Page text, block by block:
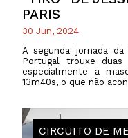
PARIS
30 Jun, 2024
A segunda jornada
Portugal trouxe
especialmente a
13m40s, o que não
CIRCUITO DE